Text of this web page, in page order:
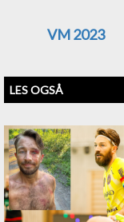
VM 2023
LES OGSÅ